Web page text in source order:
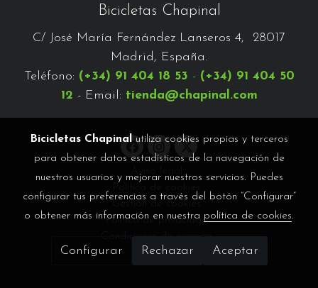
Bicicletas Chapinal
C/ José María Fernández Lanseros 4, 28017
Madrid, España.
Teléfono: (+34) 91 404 18 53 - (+34) 91 404 50
12 - Email: tienda@chapinal.com
Política de privacidad
Condiciones de compra
Bicicletas Chapinal
utiliza cookies propias y terceros
para obtener datos estadísticos de la navegación de
nuestros usuarios y mejorar nuestros servicios. Puedes
configurar tus preferencias a través del botón “Configurar”
o obtener más información en nuestra política de cookies.
Configurar Rechazar Aceptar